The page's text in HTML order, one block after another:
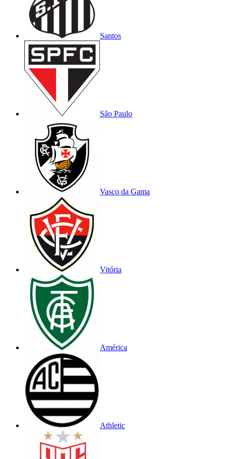
Santos
São Paulo
Vasco da Gama
Vitória
América
Athletic